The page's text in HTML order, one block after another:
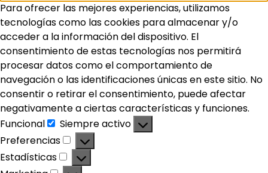
Para ofrecer las mejores experiencias, utilizamos
tecnologías como las cookies para almacenar y/o
acceder a la información del dispositivo. El
consentimiento de estas tecnologías nos permitirá
procesar datos como el comportamiento de
navegación o las identificaciones únicas en este sitio. No
consentir o retirar el consentimiento, puede afectar
negativamente a ciertas características y funciones.
Funcional
Siempre activo
Preferencias
Estadísticas